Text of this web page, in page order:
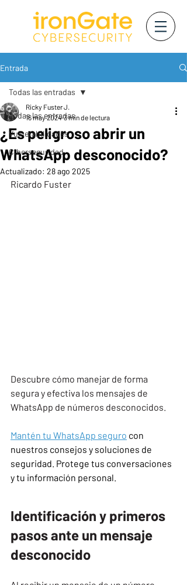
Entrada
Todas las entradas
Vulnerabilidades
Ciberseguridad
Todas las entradas
¿Es peligroso abrir un
WhatsApp desconocido?
Ricky Fuster J.
16 may 2024 3 min de lectura
Actualizado: 28 ago 2025
Ricardo Fuster
Descubre cómo manejar de forma
segura y efectiva los mensajes de
WhatsApp de números desconocidos.
Mantén tu WhatsApp seguro con
nuestros consejos y soluciones de
seguridad. Protege tus conversaciones
y tu información personal.
Identificación y primeros
pasos ante un mensaje
desconocido